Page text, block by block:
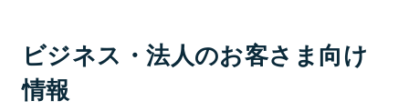
ビジネス・法人のお客さま向け
情報